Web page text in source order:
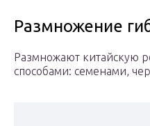
Размножение
Размножают китайскую
способами: семенами,